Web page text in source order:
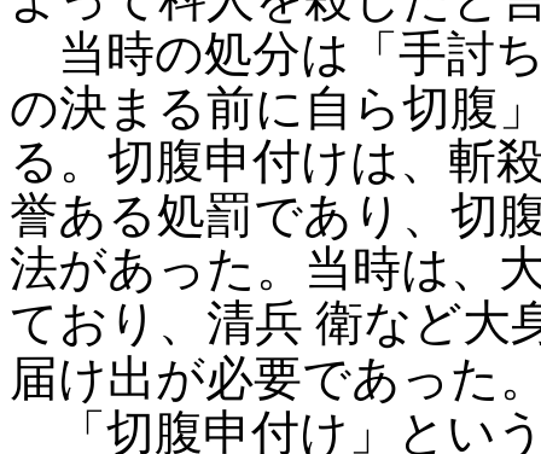
当時の処分は「手討
の決まる前に自ら切腹
る。切腹申付けは、斬
誉ある処罰であり、切
法があった。当時は、
ており、清兵 衛など大
届け出が必要であった
「切腹申付け」とい